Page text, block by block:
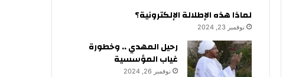
لماذا هذه الإطلالة الإلكترونية؟
نوفمبر 23, 2024
رحيل المهدي .. وخطورة
غياب المؤسسية
نوفمبر 26, 2024